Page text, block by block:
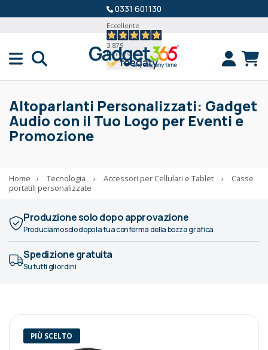
0331 601130
Eccellente
3.879
Recensioni
Altoparlanti Personalizzati: Gadget
Audio con il Tuo Logo per Eventi e
Promozione
Home › Tecnologia › Accessori per Cellulari e Tablet ›
Casse
portatili personalizzate
Produzione solo dopo approvazione
Produciamo solo dopo la tua conferma della bozza grafica
Spedizione gratuita
Su tutti gli ordini
PIÙ SCELTO